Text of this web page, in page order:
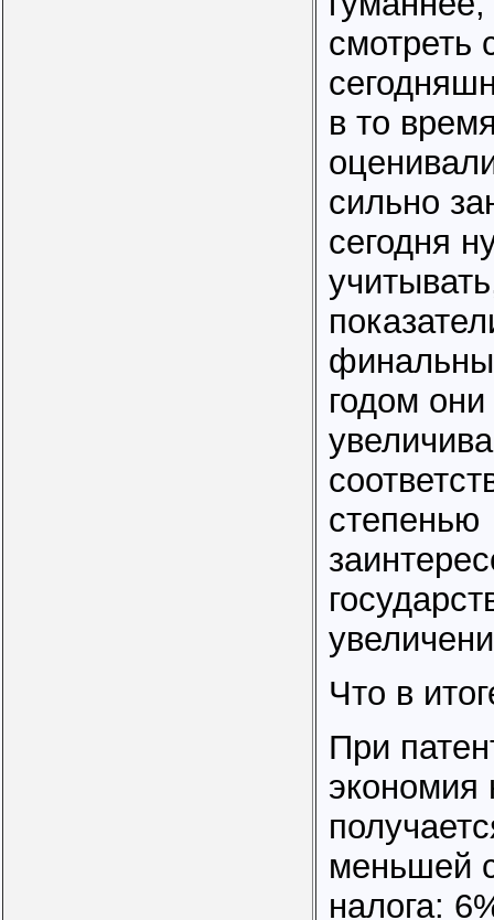
смотреть
в то
сильно
сегодня
годом они
степенью
Что в
При
экономия
меньшей
налога: